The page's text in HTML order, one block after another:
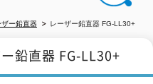
ザー鉛直器 レーザー鉛直器 FG-LL30+
鉛直器 FG-LL30+